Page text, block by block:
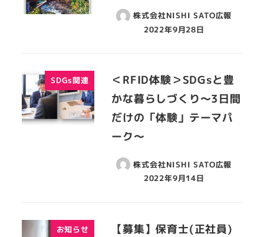
株式会社NISHI SATO広報
2022年9月28日
SDGs関連
＜RFID体験＞SDGsと豊
かな暮らしづくり～3日間
だけの「体験」テーマパ
ーク～
株式会社NISHI SATO広報
2022年9月14日
お知らせ
【募集】保育士(正社員)